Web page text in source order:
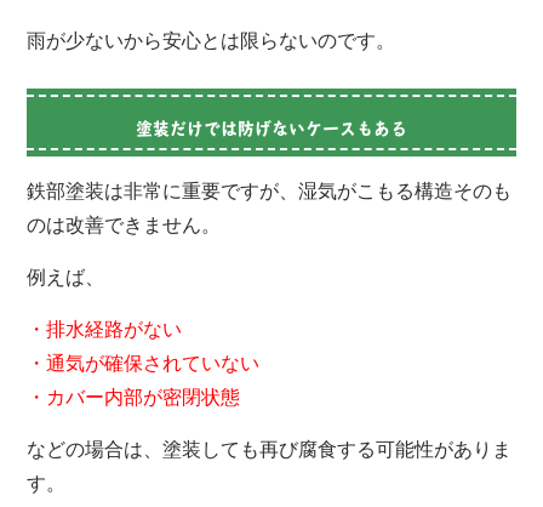
雨が少ないから安心とは限らないのです。
塗装だけでは防げないケースもある
鉄部塗装は非常に重要ですが、湿気がこもる構造そのも
のは改善できません。
例えば、
・排水経路がない
・通気が確保されていない
・カバー内部が密閉状態
などの場合は、塗装しても再び腐食する可能性がありま
す。